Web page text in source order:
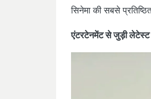
सिनेमा की सबसे
एंटरटेनमेंट से जुड़ी